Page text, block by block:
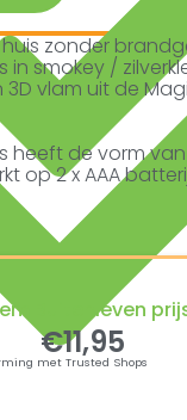
met Trusted Shops
huis zonder
in smokey /
vlam uit de
heeft de vorm
op 2 x AAA
Buitenleven
€11,95